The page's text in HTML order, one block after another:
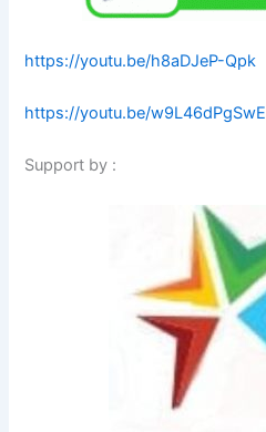
https://youtu.be/h8aDJeP-Qpk
https://youtu.be/w9L46dPgSwE
Support by :